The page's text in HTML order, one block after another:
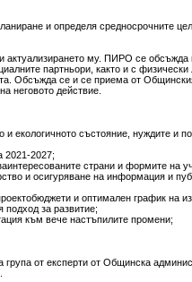
и определя средносрочните
актуализирането му. ПИРО се обсъжда
партньори, както и с
Обсъжда се и се приема от
неговото действие.
екологичното състояние, нуждите и
2021-2027;
страни и формите на
и осигуряване на информация и
и оптимален график на
за развитие;
към вече настъпилите промени;
от експерти от Общинска